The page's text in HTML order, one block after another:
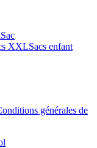
Sac
XXLSacs enfant
générales de